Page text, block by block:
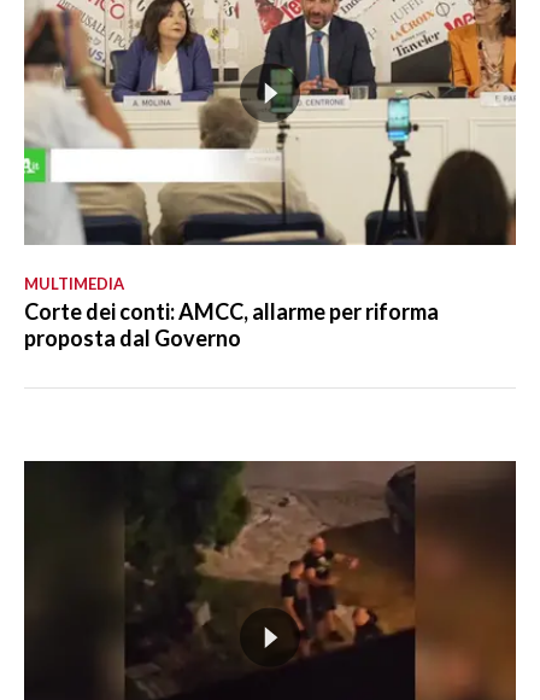
MULTIMEDIA
Corte dei conti: AMCC, allarme per riforma
proposta dal Governo